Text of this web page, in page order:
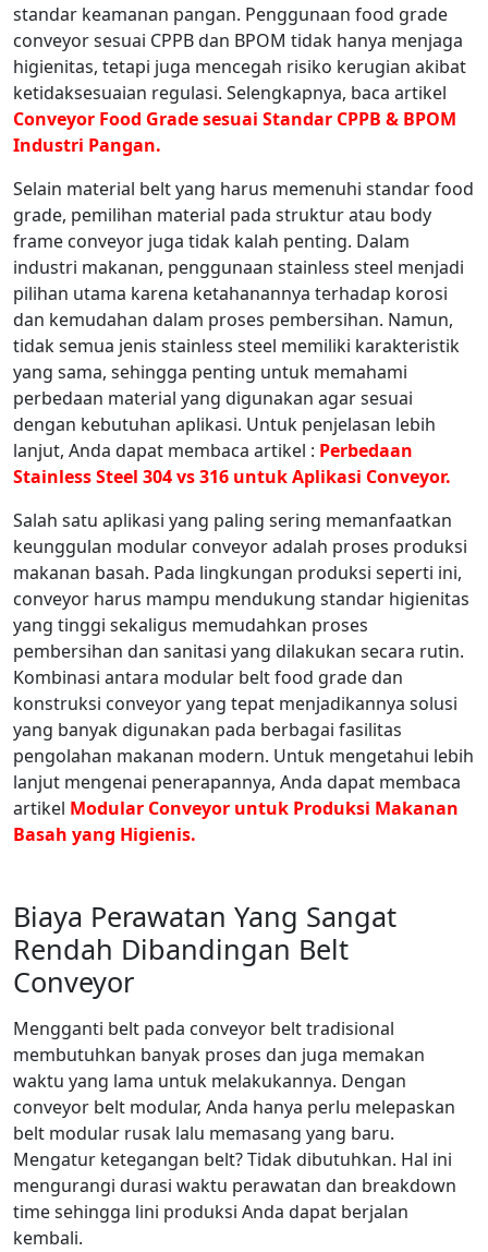
standar keamanan pangan. Penggunaan food grade
conveyor sesuai CPPB dan BPOM tidak hanya menjaga
higienitas, tetapi juga mencegah risiko kerugian akibat
ketidaksesuaian regulasi. Selengkapnya, baca artikel
Conveyor Food Grade sesuai Standar CPPB & BPOM
Industri Pangan.
Selain material belt yang harus memenuhi standar food
grade, pemilihan material pada struktur atau body
frame conveyor juga tidak kalah penting. Dalam
industri makanan, penggunaan stainless steel menjadi
pilihan utama karena ketahanannya terhadap korosi
dan kemudahan dalam proses pembersihan. Namun,
tidak semua jenis stainless steel memiliki karakteristik
yang sama, sehingga penting untuk memahami
perbedaan material yang digunakan agar sesuai
dengan kebutuhan aplikasi. Untuk penjelasan lebih
lanjut, Anda dapat membaca artikel : Perbedaan
Stainless Steel 304 vs 316 untuk Aplikasi Conveyor.
Salah satu aplikasi yang paling sering memanfaatkan
keunggulan modular conveyor adalah proses produksi
makanan basah. Pada lingkungan produksi seperti ini,
conveyor harus mampu mendukung standar higienitas
yang tinggi sekaligus memudahkan proses
pembersihan dan sanitasi yang dilakukan secara rutin.
Kombinasi antara modular belt food grade dan
konstruksi conveyor yang tepat menjadikannya solusi
yang banyak digunakan pada berbagai fasilitas
pengolahan makanan modern. Untuk mengetahui lebih
lanjut mengenai penerapannya, Anda dapat membaca
artikel Modular Conveyor untuk Produksi Makanan
Basah yang Higienis.
Biaya Perawatan Yang Sangat
Rendah Dibandingan Belt
Conveyor
Mengganti belt pada conveyor belt tradisional
membutuhkan banyak proses dan juga memakan
waktu yang lama untuk melakukannya. Dengan
conveyor belt modular, Anda hanya perlu melepaskan
belt modular rusak lalu memasang yang baru.
Mengatur ketegangan belt? Tidak dibutuhkan. Hal ini
mengurangi durasi waktu perawatan dan breakdown
time sehingga lini produksi Anda dapat berjalan
kembali.